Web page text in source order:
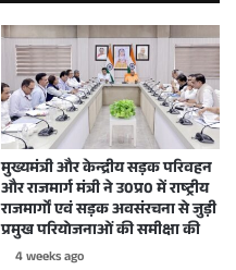
मुख्यमंत्री और केन्द्रीय सड़क परिवहन
और राजमार्ग मंत्री ने उ0प्र0 में राष्ट्रीय
राजमार्गों एवं सड़क अवसंरचना से जुड़ी
प्रमुख परियोजनाओं की समीक्षा की
4 weeks ago